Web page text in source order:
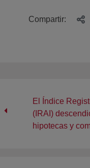
Compartir:
El Índice
(IRAI)
hipotecas y